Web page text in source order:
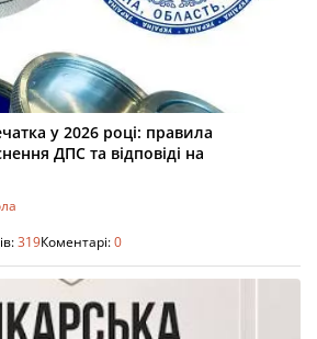
у 2026 році: правила
ДПС та відповіді на
319Коментарі:0